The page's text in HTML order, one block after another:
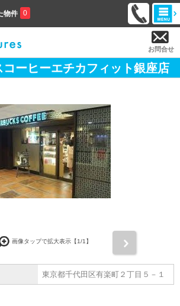
物件 0
お問合せ
コーヒーエチカフィット銀座店
画像タップで拡大表示【1/1】
東京都千代田区有楽町２丁目５－１